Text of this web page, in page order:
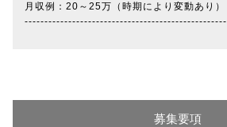
月収例：20～25万（時期により変動あり）
---------------------------------------------------
募集要項